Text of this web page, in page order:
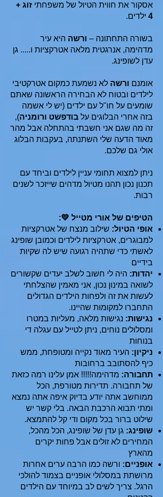
אסקור את חווית הטיול של משפחתי זוג +
4 ילדים.
בשורה התחתונה – ורשה היא עיר
מדהימה, אנרגטית מלאה אטרקציות ו..... גן
עדן לשופינג.
אומנם ורשה לא נשמעת כמקום אטרקטיבי
לילדים ובטוח לא הבחירה הראשונה שאתם
שומעים על חו"ל עם ילדים (יש לי אשמה
בזה אחרי הבלוגים על בודפשט ורומניה),
זה מה שגם אני חשבתי בהתחלה אבל מהר
מאוד הדעה שלי השתנתה, בעקבות הבלוג
אולי גם שלכם.
ניתן למצוא תחומי עניין לילדים וביחד עם
תכנון נכון תהנו מטיול מדהים שייזכר לשנים
רבות.
הטיפים של אורי מטייל 💛:
אופי הטיול: שילוב מנצח של אטרקציות
למבוגרים, אטרקציות לילדים וכמובן שופינג
לאשתי כדי שתהיה רגועה שיש לה שקיות
בידיים
יהדות: היה לי חשוב לשלב יעדים שקשורים
לשואה במינון נכון, אני מאמין שהצלחתי
לעשות את זה ולפחות הילדים הגדולים
התחברו למקומות שהיינו.
נגישות: נגישות מלאה, מעליות במטרו
ומסלולים נוחים, ניתן לטייל עם עגלה די
בנוחות
ניקיון: העיר מאוד נקייה ומטופחת, ממש
כיף להסתובב ברחובות
תחבורה: מדהימה!!!!! אמן עלינו רמה כזאת
של תחבורה. תדירות מטורפת, הכל
ממוחשב אתה יודע בדיוק איפה אתה נמצא
ומתי תבוא הרכבת הבאה. בלי קשר יש
שילוט ברור בכל מקום ודי קל להתמצא.
שופינג: גן עדן של שופינג, הכל מהכל,
המחירים לא זולים אבל פחות יקרים
מהארץ
אופניים: ורשה כמו הרבה ערים אחרות
מרושתת במסלולי אופניים בצמוד להולכי
הרגל. צריך לשים לב במיוחד עם הילדים